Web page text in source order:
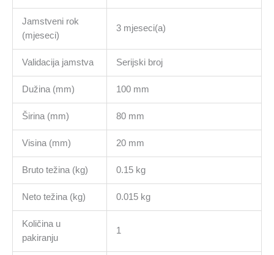
Jamstveni rok
(mjeseci)
3 mjeseci(a)
Validacija jamstva Serijski broj
Dužina (mm) 100 mm
Širina (mm) 80 mm
Visina (mm) 20 mm
Bruto težina (kg) 0.15 kg
Neto težina (kg) 0.015 kg
Količina u
pakiranju
1